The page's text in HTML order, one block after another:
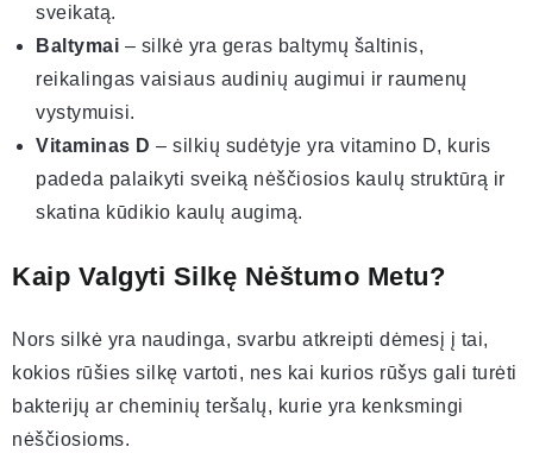
sveikatą.
Baltymai – silkė yra geras baltymų šaltinis,
reikalingas vaisiaus audinių augimui ir raumenų
vystymuisi.
Vitaminas D – silkių sudėtyje yra vitamino D, kuris
padeda palaikyti sveiką nėščiosios kaulų struktūrą ir
skatina kūdikio kaulų augimą.
Kaip Valgyti Silkę Nėštumo Metu?
Nors silkė yra naudinga, svarbu atkreipti dėmesį į tai,
kokios rūšies silkę vartoti, nes kai kurios rūšys gali turėti
bakterijų ar cheminių teršalų, kurie yra kenksmingi
nėščiosioms.